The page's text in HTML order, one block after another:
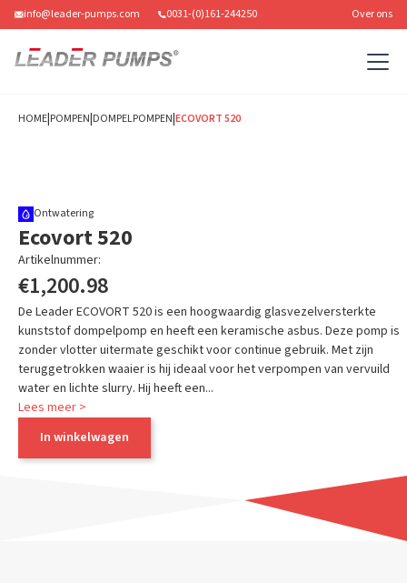
info@leader-pumps.com 0031-(0)161-244250 Over ons
HOME|POMPEN|DOMPELPOMPEN|ECOVORT 520
Ontwatering
Ecovort 520
Artikelnummer:
€1,200.98
De Leader ECOVORT 520 is een hoogwaardig glasvezelversterkte
kunststof dompelpomp en heeft een keramische asbus. Deze pomp is
zonder vlotter uitermate geschikt voor continue gebruik. Met zijn
teruggetrokken waaier is hij ideaal voor het verpompen van vervuild
water en lichte slurry. Hij heeft een...
Lees meer >
In winkelwagen